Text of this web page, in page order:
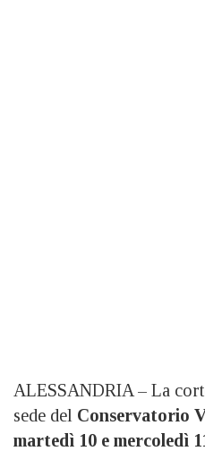
ALESSANDRIA – La
sede del Conservatorio
martedì 10 e mercoledì